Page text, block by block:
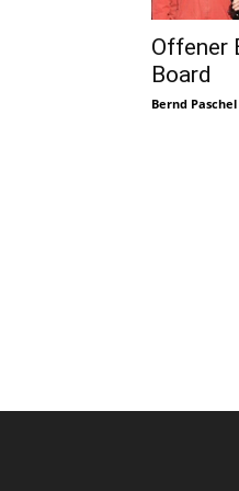
Offener
Board
Bernd Paschel